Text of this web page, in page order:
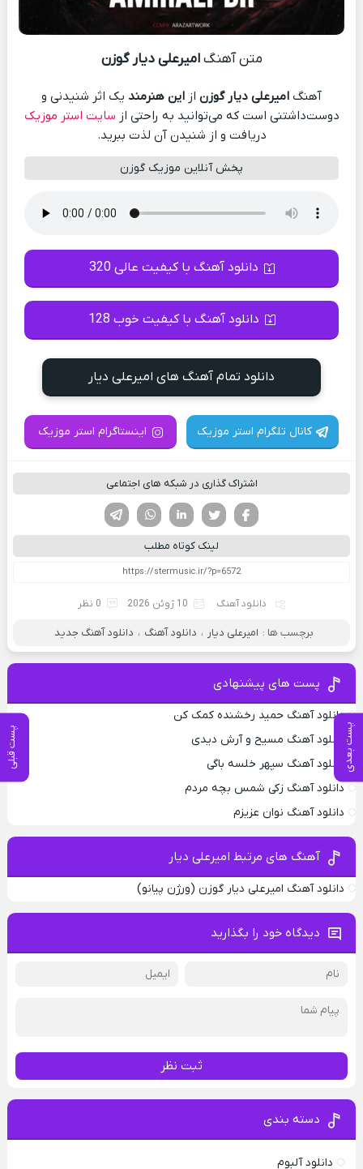
پست بعدی پست قبلی
متن آهنگامیرعلی دیار گوزن
آهنگ امیرعلی دیار گوزن از این هنرمند یک اثر شنیدنی و
دوست‌داشتنی است که می‌توانید به راحتی از سایت استر موزیک
دریافت و از شنیدن آن لذت ببرید.
پخش آنلاین موزیک گوزن
دانلود آهنگ با کیفیت عالی 320
دانلود آهنگ با کیفیت خوب 128
دانلود تمام آهنگ های امیرعلی دیار
کانال تلگرام استر موزیک اینستاگرام استر موزیک
اشتراک گذاری در شبکه های اجتماعی
لینکدین تویتر
فیسوک
لینک کوتاه مطلب
دانلود آهنگ 10 ژوئن 2026 0 نظر
برچسب ها : امیرعلی دیار ، دانلود آهنگ ، دانلود آهنگ جدید
پست های پیشنهادی
دانلود آهنگ حمید رخشنده کمک کن
دانلود آهنگ مسیح و آرش دیدی
دانلود آهنگ سپهر خلسه باگی
دانلود آهنگ زکی شمس بچه مردم
دانلود آهنگ نوان عزیزم
آهنگ های مرتبط امیرعلی دیار
دانلود آهنگ امیرعلی دیار گوزن (ورژن پیانو)
دیدگاه خود را بگذارید
ثبت نظر
دسته بندی
دانلود آلبوم